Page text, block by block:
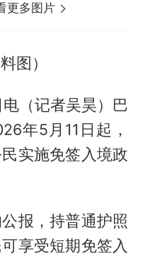
更多图片
图）
（记者吴昊）巴
年5月11日起，
实施免签入境政
报，持普通护照
享受短期免签入